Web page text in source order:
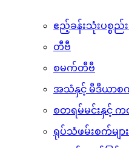
အေးခဲပင်လယ်စာမျ
ဧည့်ခန်းသုံးပစ္စည်းမ
တီဗီ
စမက်တီဗီ
အသံနှင့် မီဒီယာစက်ပ